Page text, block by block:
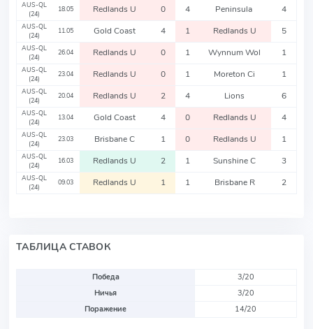
AUS-QL
(24)
18.05 Redlands U 0 4 Peninsula 4
AUS-QL
(24)
11.05 Gold Coast 4 1 Redlands U 5
AUS-QL
(24)
26.04 Redlands U 0 1 Wynnum Wol 1
AUS-QL
(24)
23.04 Redlands U 0 1 Moreton Ci 1
AUS-QL
(24)
20.04 Redlands U 2 4 Lions 6
AUS-QL
(24)
13.04 Gold Coast 4 0 Redlands U 4
AUS-QL
(24)
23.03 Brisbane C 1 0 Redlands U 1
AUS-QL
(24)
16.03 Redlands U 2 1 Sunshine C 3
AUS-QL
(24)
09.03 Redlands U 1 1 Brisbane R 2
ТАБЛИЦА СТАВОК
Победа
3/20
Ничья
3/20
Поражение
14/20